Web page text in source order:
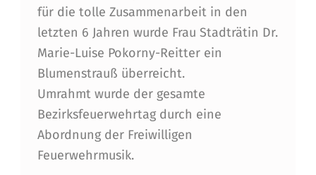
für die tolle Zusammenarbeit in den
letzten 6 Jahren wurde Frau Stadträtin Dr.
Marie-Luise Pokorny-Reitter ein
Blumenstrauß überreicht.
Umrahmt wurde der gesamte
Bezirksfeuerwehrtag durch eine
Abordnung der Freiwilligen
Feuerwehrmusik.